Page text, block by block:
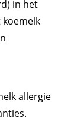
in het
koemelk
allergie